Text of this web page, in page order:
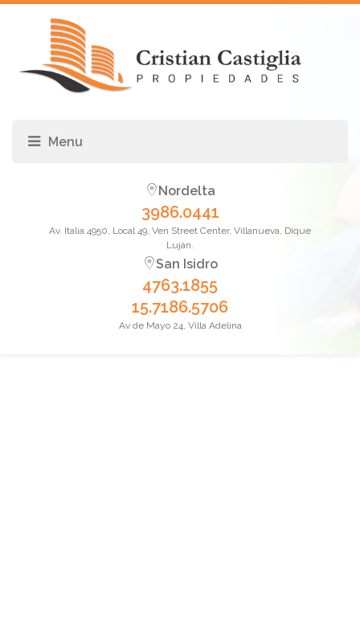
Nordelta
3986.0441
Av. Italia 4950, Local 49, Ven Street Center, Villanueva, Dique
Luján.
San Isidro
4763.1855
15.7186.5706
Av de Mayo 24, Villa Adelina